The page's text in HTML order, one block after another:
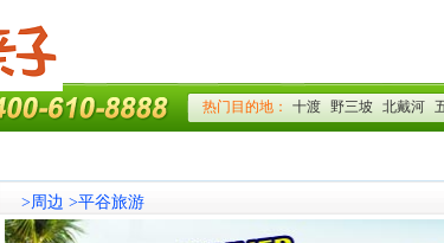
>周边 >平谷旅游